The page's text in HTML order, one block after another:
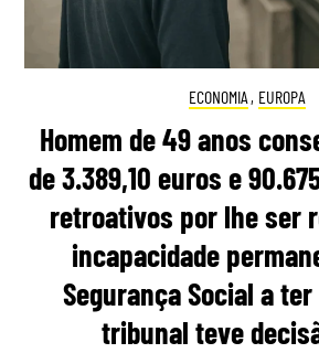
ECONOMIA , EUROPA
Homem de 49 anos
de 3.389,10 euros e
retroativos por lhe ser
incapacidade
Segurança Social a
tribunal teve